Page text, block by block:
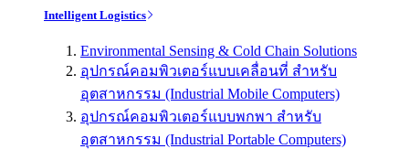
Intelligent Logistics
Environmental Sensing & Cold Chain Solutions
อุปกรณ์คอมพิวเตอร์แบบเคลื่อนที่ สำหรับ
อุตสาหกรรม (Industrial Mobile Computers)
อุปกรณ์คอมพิวเตอร์แบบพกพา สำหรับ
อุตสาหกรรม (Industrial Portable Computers)